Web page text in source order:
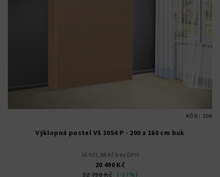
Výklopná postel VS 3054 P - 200 x 160 cm buk
16 933,88 Kč bez DPH
20 490 Kč
(–37 %)
KÓD: 106